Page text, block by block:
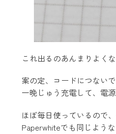
これ出るのあんまりよく
案の定、コードにつない
一晩じゅう充電して、電
ほぼ毎日使っているので
Paperwhiteでも同じよう